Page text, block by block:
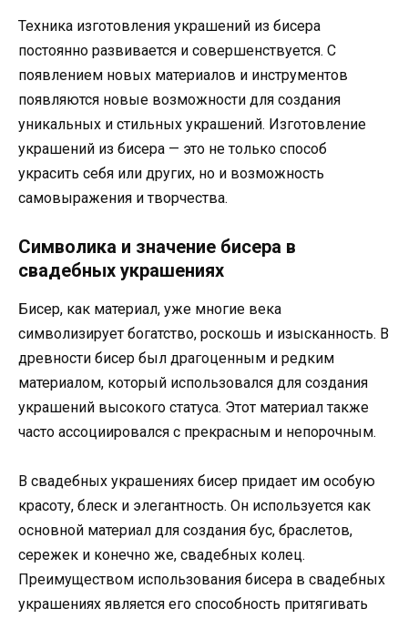
Техника изготовления украшений из бисера
постоянно развивается и совершенствуется. С
появлением новых материалов и инструментов
появляются новые возможности для создания
уникальных и стильных украшений. Изготовление
украшений из бисера — это не только способ
украсить себя или других, но и возможность
самовыражения и творчества.
Символика и значение бисера в
свадебных украшениях
Бисер, как материал, уже многие века
символизирует богатство, роскошь и изысканность. В
древности бисер был драгоценным и редким
материалом, который использовался для создания
украшений высокого статуса. Этот материал также
часто ассоциировался с прекрасным и непорочным.
В свадебных украшениях бисер придает им особую
красоту, блеск и элегантность. Он используется как
основной материал для создания бус, браслетов,
сережек и конечно же, свадебных колец.
Преимуществом использования бисера в свадебных
украшениях является его способность притягивать